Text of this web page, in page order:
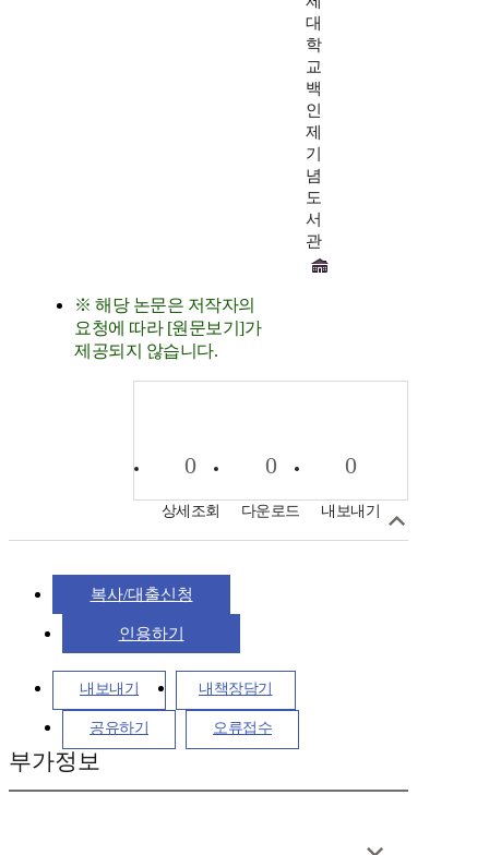
대
학
교
백
인
제
기
념
도
서
관
※ 해당 논문은 저작자의
요청에 따라 [원문보기]가
제공되지 않습니다.
0
상세조회
0
다운로드
0
내보내기
복사/대출신청
인용하기
내보내기 내책장담기
공유하기 오류접수
부가정보